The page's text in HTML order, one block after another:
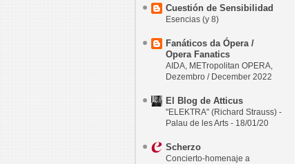
Cuestión de Sensibilidad
Esencias (y 8)
Fanáticos da Ópera /
Opera Fanatics
AIDA, METropolitan OPERA,
Dezembro / December 2022
El Blog de Atticus
"ELEKTRA" (Richard Strauss) -
Palau de les Arts - 18/01/20
Scherzo
Concierto-homenaje a